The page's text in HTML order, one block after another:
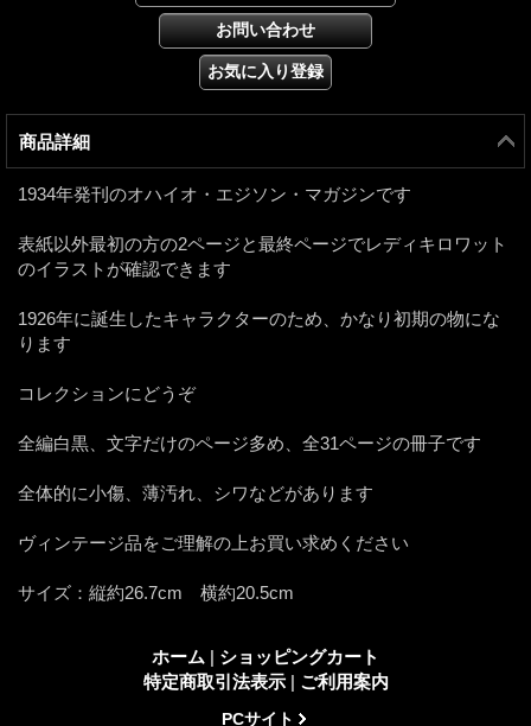
商品詳細
1934年発刊のオハイオ・エジソン・マガジンです
表紙以外最初の方の2ページと最終ページでレディキロワット
のイラストが確認できます
1926年に誕生したキャラクターのため、かなり初期の物にな
ります
コレクションにどうぞ
全編白黒、文字だけのページ多め、全31ページの冊子です
全体的に小傷、薄汚れ、シワなどがあります
ヴィンテージ品をご理解の上お買い求めください
サイズ：縦約26.7cm 横約20.5cm
ホーム | ショッピングカート
特定商取引法表示 | ご利用案内
PCサイト